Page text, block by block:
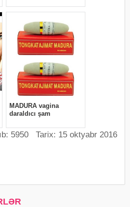
5950 Tarix: 15 oktyabr 2016